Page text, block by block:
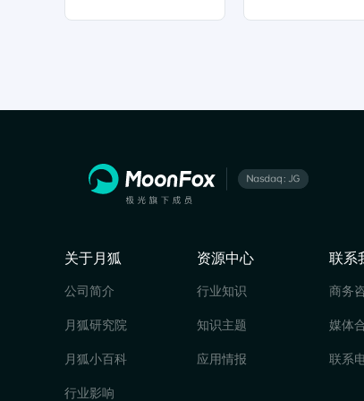
关于月狐
公司简介
月狐研究院
月狐小百科
行业影响
资源中心
行业知识
知识主题
应用情报
联系
商务
媒体
联系